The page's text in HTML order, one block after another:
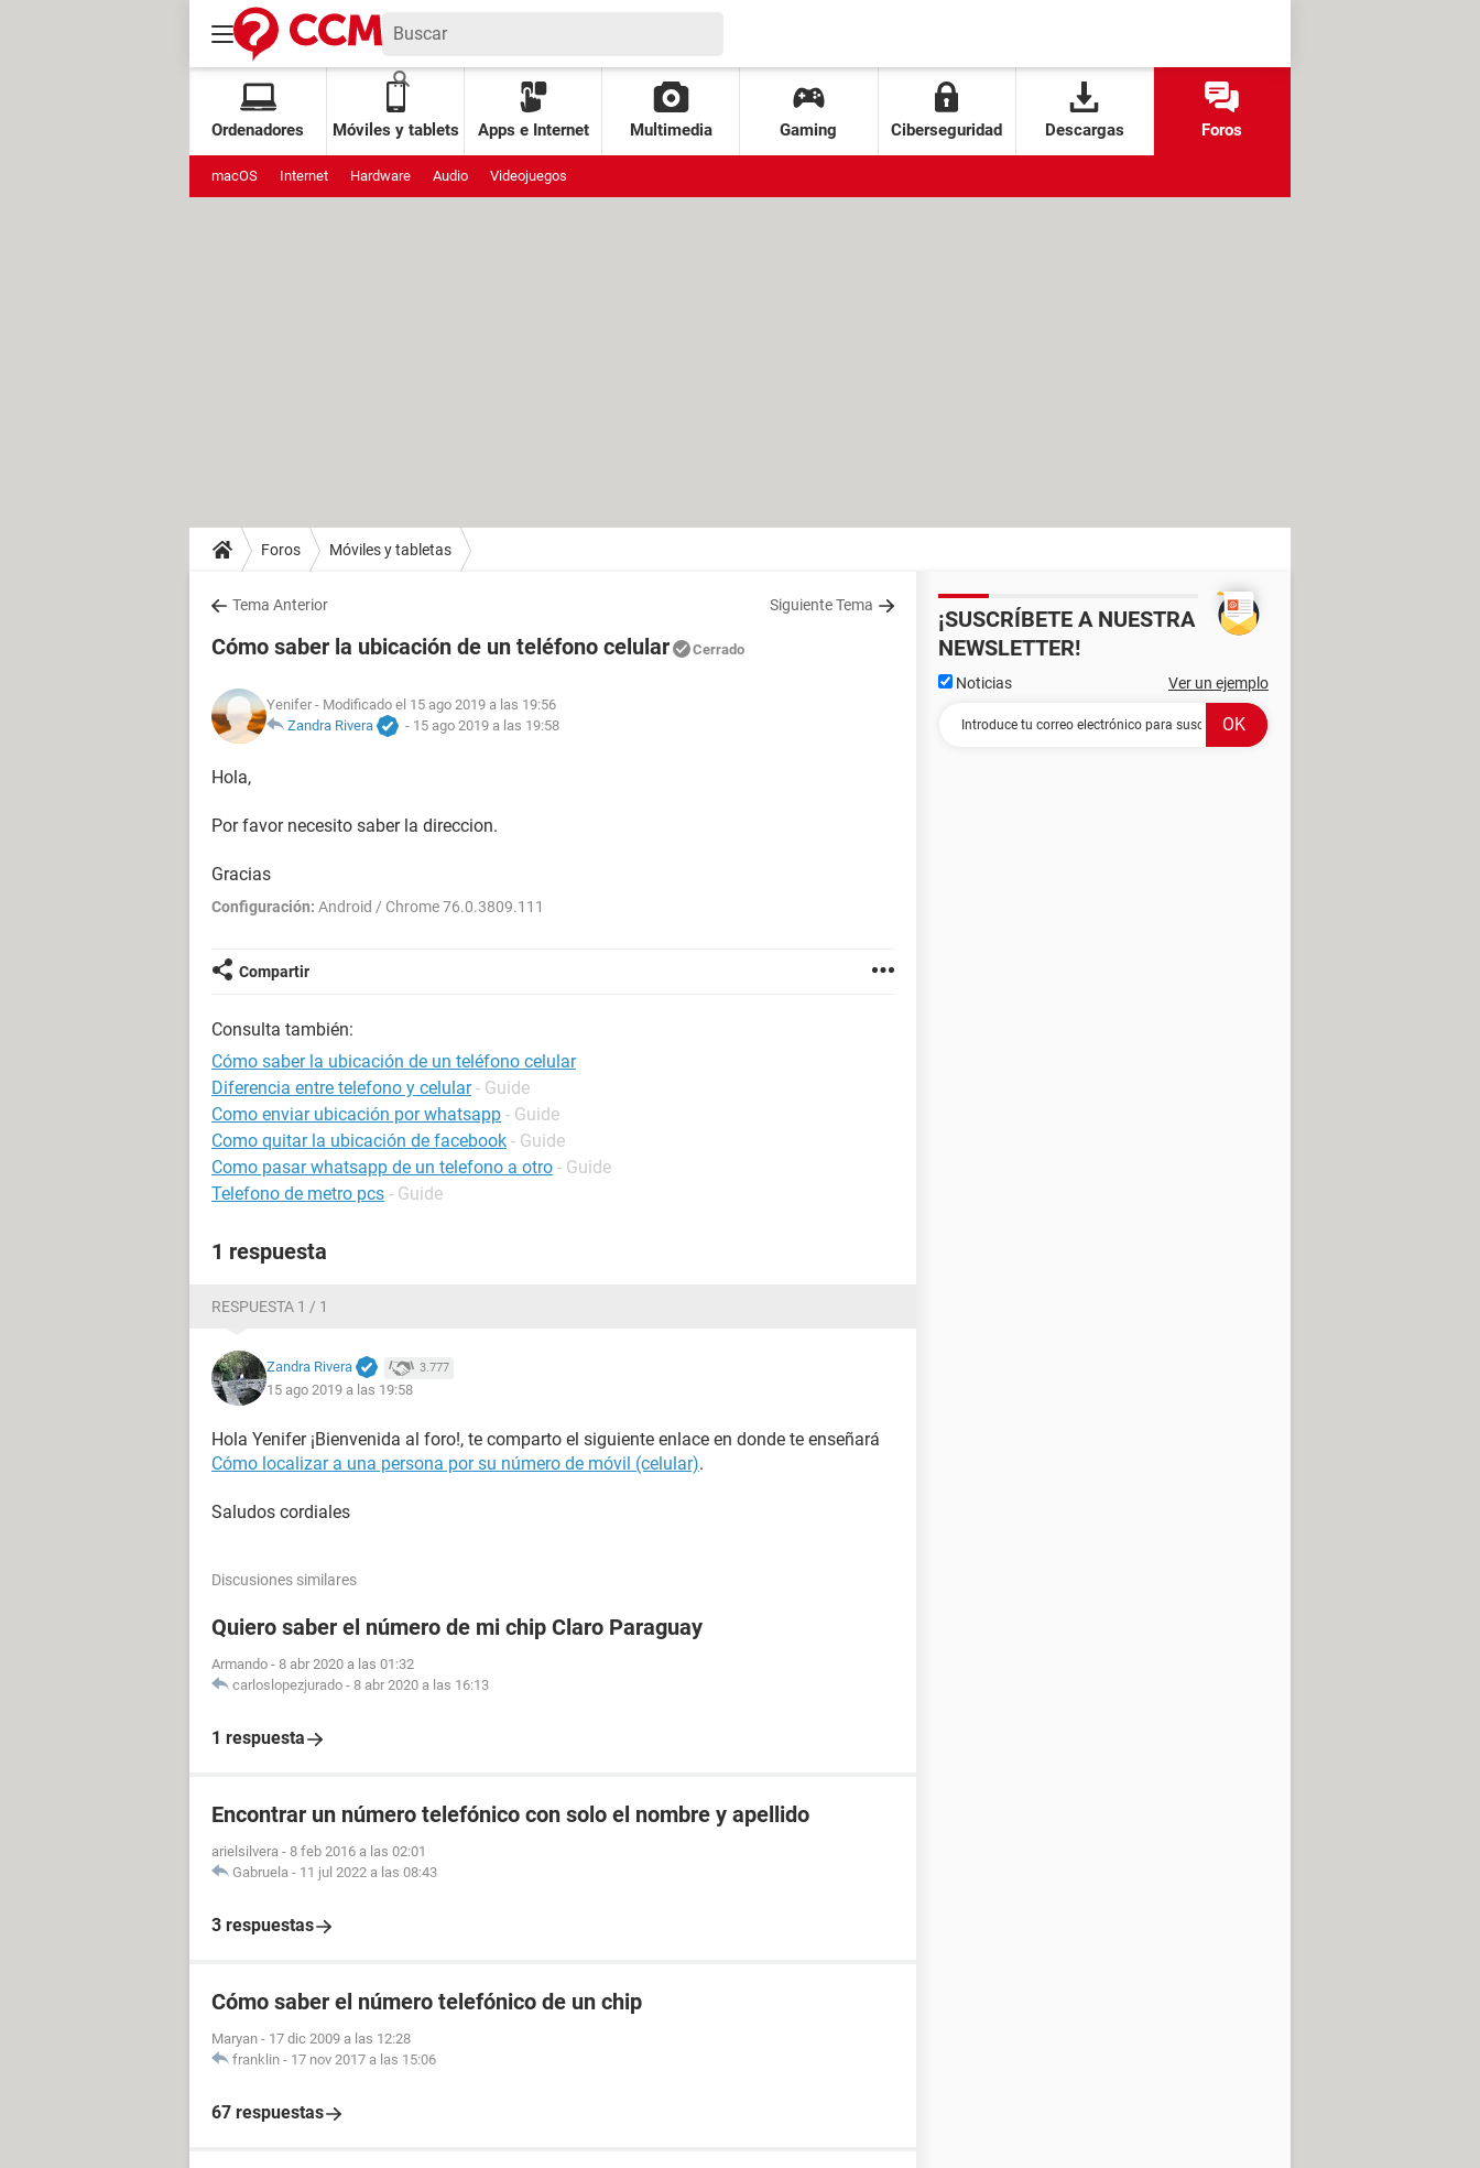
Ordenadores Móviles y tablets Apps e Internet Multimedia Gaming Ciberseguridad Descargas Foros
macOS Internet Hardware Audio Videojuegos
Foros Móviles y tabletas
Tema Anterior Siguiente Tema
Cómo saber la ubicación de un teléfono celular Cerrado
Yenifer - Modificado el 15 ago 2019 a las 19:56
Zandra Rivera
- 15 ago 2019 a las 19:58
Hola,
Por favor necesito saber la direccion.
Gracias
Configuración: Android / Chrome 76.0.3809.111
Compartir
Consulta también:
Cómo saber la ubicación de un teléfono celular
Diferencia entre telefono y celular - Guide
Como enviar ubicación por whatsapp - Guide
Como quitar la ubicación de facebook - Guide
Como pasar whatsapp de un telefono a otro - Guide
Telefono de metro pcs - Guide
1 respuesta
RESPUESTA 1 / 1
Zandra Rivera 3.777
15 ago 2019 a las 19:58
Hola Yenifer ¡Bienvenida al foro!, te comparto el siguiente enlace en donde te enseñará
Cómo localizar a una persona por su número de móvil (celular).
Saludos cordiales
Discusiones similares
Quiero saber el número de mi chip Claro Paraguay
Armando - 8 abr 2020 a las 01:32
carloslopezjurado - 8 abr 2020 a las 16:13
1 respuesta
Encontrar un número telefónico con solo el nombre y apellido
arielsilvera - 8 feb 2016 a las 02:01
Gabruela - 11 jul 2022 a las 08:43
3 respuestas
Cómo saber el número telefónico de un chip
Maryan - 17 dic 2009 a las 12:28
franklin - 17 nov 2017 a las 15:06
67 respuestas
¡SUSCRÍBETE A NUESTRA
NEWSLETTER!
Noticias Ver un ejemplo